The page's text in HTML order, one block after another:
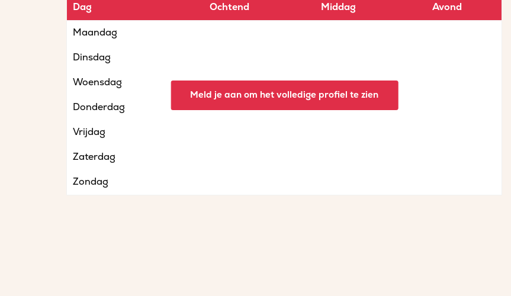
Dag Ochtend Middag Avond
Maandag
Dinsdag
Woensdag
Donderdag
Vrijdag
Zaterdag
Zondag
Meld je aan om het volledige profiel te zien